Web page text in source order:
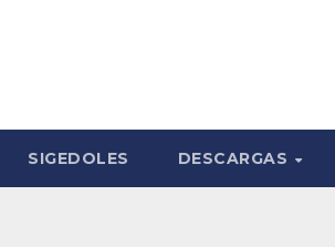
SIGEDOLES DESCARGAS